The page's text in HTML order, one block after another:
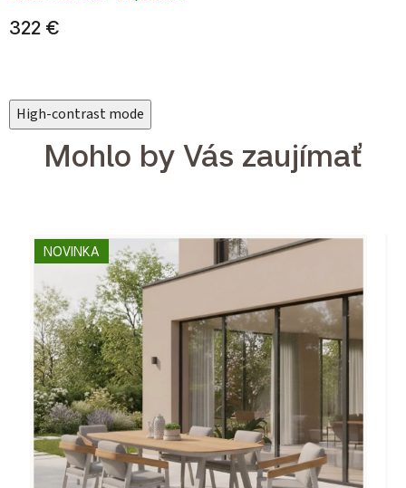
322 €
High-contrast mode
Mohlo by Vás zaujímať
NOVINKA